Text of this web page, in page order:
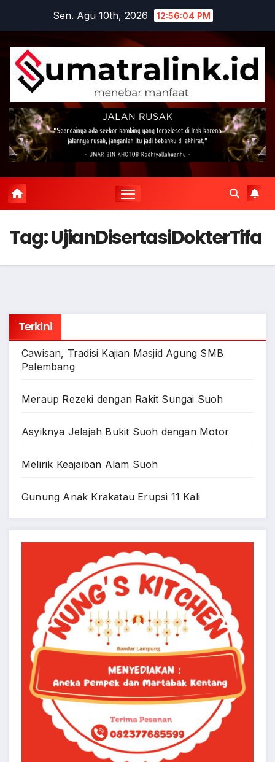
content
Sen. Agu 10th, 2026 12:56:05 PM
Tag:UjianDisertasiDokterTifa
Terkini
Cawisan, Tradisi Kajian Masjid Agung SMB
Palembang
Meraup Rezeki dengan Rakit Sungai Suoh
Asyiknya Jelajah Bukit Suoh dengan Motor
Melirik Keajaiban Alam Suoh
Gunung Anak Krakatau Erupsi 11 Kali